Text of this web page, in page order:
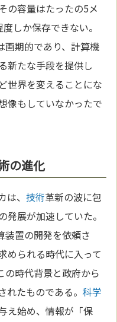
の容量はたったの5メ
しか保存できない。
画期的であり、計算機
新たな手段を提供し
世界を変えることにな
像もしていなかったで
の進化
は、技術革新の波に包
発展が加速していた。
装置の開発を依頼さ
められる時代に入って
の時代背景と政府から
れたものである。科学
え始め、情報が「保